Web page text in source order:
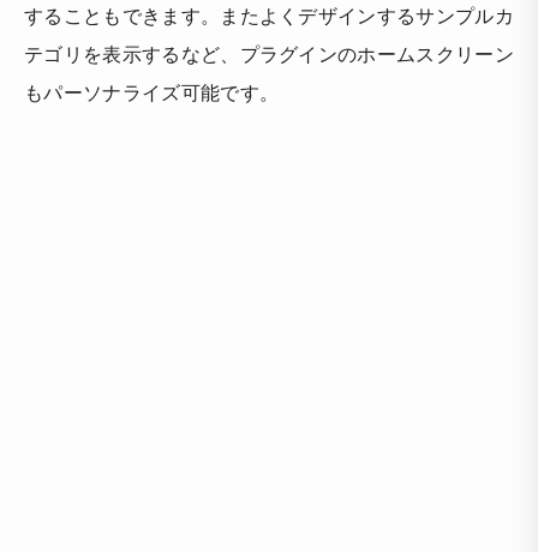
することもできます。またよくデザインするサンプルカ
テゴリを表示するなど、プラグインのホームスクリーン
もパーソナライズ可能です。